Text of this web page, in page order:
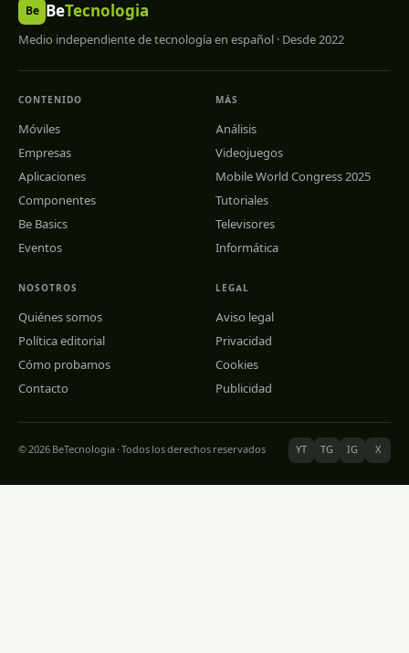
Be BeTecnologia
Medio independiente de tecnología en español · Desde 2022
CONTENIDO
Móviles
Empresas
Aplicaciones
Componentes
Be Basics
Eventos
MÁS
Análisis
Videojuegos
Mobile World Congress 2025
Tutoriales
Televisores
Informática
NOSOTROS
Quiénes somos
Política editorial
Cómo probamos
Contacto
LEGAL
Aviso legal
Privacidad
Cookies
Publicidad
© 2026 BeTecnologia · Todos los derechos reservados YT TG IG X